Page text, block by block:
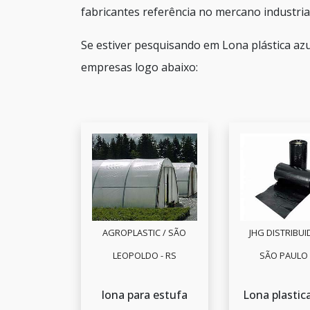
fabricantes referência no mercano
Se estiver pesquisando em Lona plástica
empresas logo abaixo:
AGROPLASTIC / SÃO
LEOPOLDO - RS
lona para estufa
JHG
SÃO PAULO
Lona